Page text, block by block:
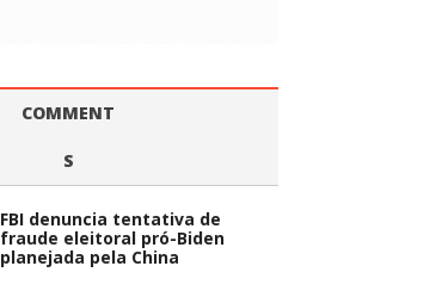
COMMENT
S
FBI denuncia tentativa de
fraude eleitoral pró-Biden
planejada pela China